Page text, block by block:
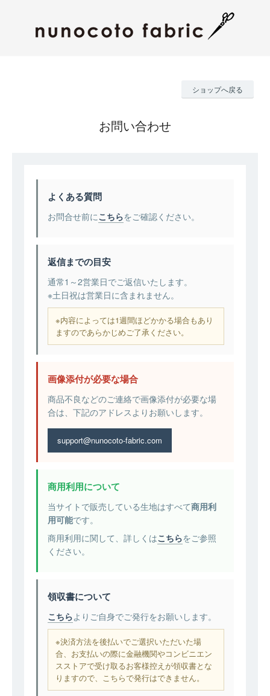
ショップへ戻る
お問い合わせ
よくある質問
お問合せ前にこちらをご確認ください。
返信までの目安
通常1～2営業日でご返信いたします。
※土日祝は営業日に含まれません。
※内容によっては1週間ほどかかる場合もあり
ますのであらかじめご了承ください。
画像添付が必要な場合
商品不良などのご連絡で画像添付が必要な場
合は、下記のアドレスよりお願いします。
support@nunocoto-fabric.com
商用利用について
当サイトで販売している生地はすべて商用利
用可能です。
商用利用に関して、詳しくはこちらをご参照
ください。
領収書について
こちらよりご自身でご発行をお願いします。
※決済方法を後払いでご選択いただいた場
合、お支払いの際に金融機関やコンビニエン
スストアで受け取るお客様控えが領収書とな
りますので、こちらで発行はできません。